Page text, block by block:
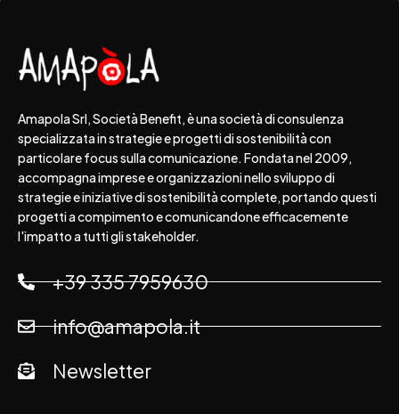
Amapola Srl, Società Benefit, è una società di consulenza
specializzata in strategie e progetti di sostenibilità con
particolare focus sulla comunicazione. Fondata nel 2009,
accompagna imprese e organizzazioni nello sviluppo di
strategie e iniziative di sostenibilità complete, portando questi
progetti a compimento e comunicandone efficacemente
l'impatto a tutti gli stakeholder.
+39 335 7959630
info@amapola.it
Newsletter